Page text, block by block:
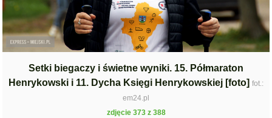
Setki biegaczy i świetne wyniki. 15. Półmaraton
Henrykowski i 11. Dycha Księgi Henrykowskiej [foto] fot.:
em24.pl
zdjęcie 373 z 388